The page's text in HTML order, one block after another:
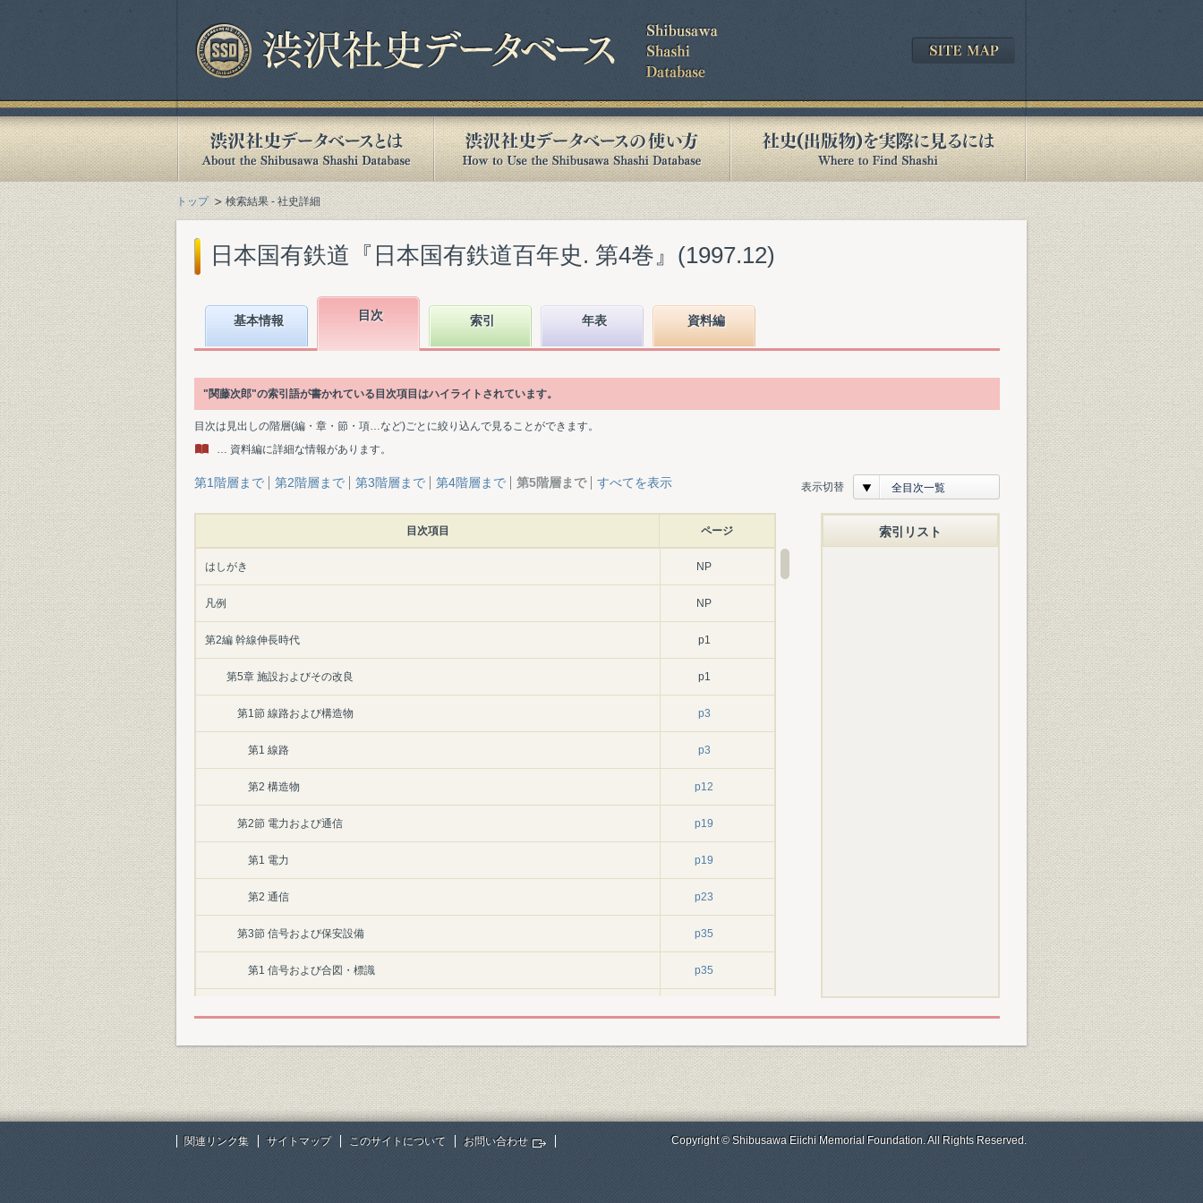
トップ 検索結果 - 社史詳細
日本国有鉄道『日本国有鉄道百年史. 第4巻』(1997.12)
基本情報 目次 索引 年表 資料編
"関藤次郎"の索引語が書かれている目次項目はハイライトされています。
目次は見出しの階層(編・章・節・項…など)ごとに絞り込んで見ることができます。
… 資料編に詳細な情報があります。
第1階層まで 第2階層まで 第3階層まで 第4階層まで 第5階層まで すべてを表示 表示切替 全目次一覧
目次項目 ページ
はしがき NP
凡例 NP
第2編 幹線伸長時代 p1
第5章 施設およびその改良 p1
第1節 線路および構造物 p3
第1 線路 p3
第2 構造物 p12
第2節 電力および通信 p19
第1 電力 p19
第2 通信 p23
第3節 信号および保安設備 p35
第1 信号および合図・標識 p35
2 合図および標識 p44
第2 保安設備 p51
1 閉塞装置 p51
索引リスト
関連リンク集 サイトマップ このサイトについて お問い合わせ Copyright © Shibusawa Eiichi Memorial Foundation. All Rights Reserved.